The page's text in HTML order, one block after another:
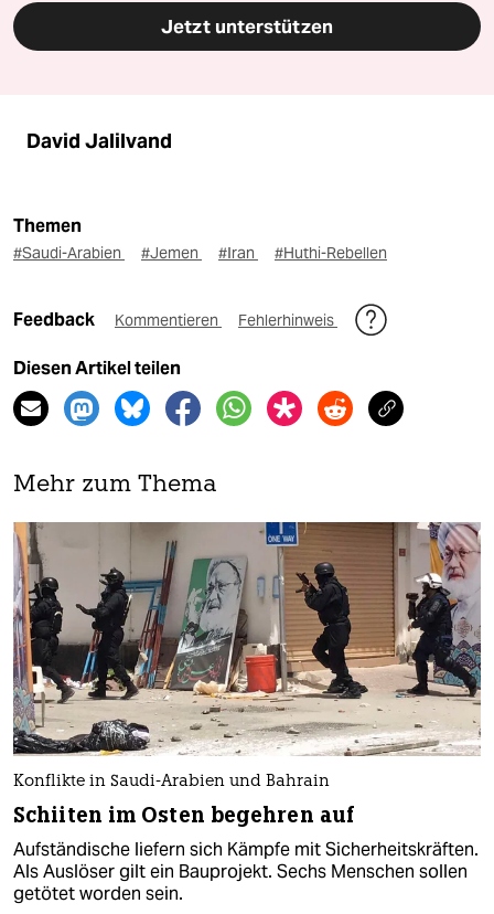
Jetzt unterstützen
David Jalilvand
Themen
#Saudi-Arabien #Jemen #Iran #Huthi-Rebellen
Feedback Kommentieren Fehlerhinweis
Diesen Artikel teilen
Mehr zum Thema
Konflikte in Saudi-Arabien und Bahrain
Schiiten im Osten begehren auf
Aufständische liefern sich Kämpfe mit Sicherheitskräften.
Als Auslöser gilt ein Bauprojekt. Sechs Menschen sollen
getötet worden sein.